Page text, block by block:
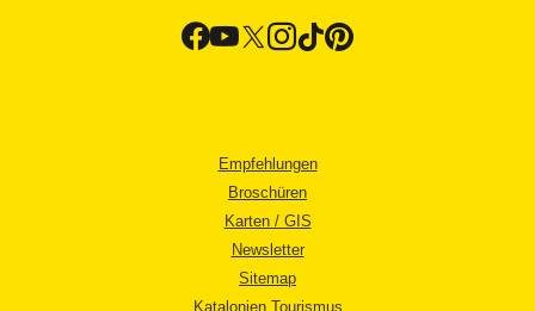
Empfehlungen
Broschüren
Karten / GIS
Newsletter
Sitemap
Katalonien Tourismus